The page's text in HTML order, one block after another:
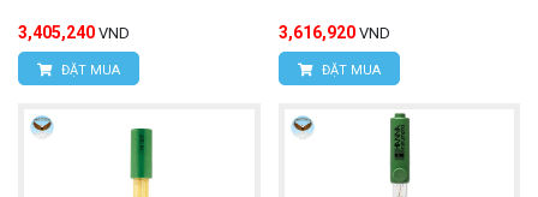
3,405,240 VND
ĐẶT MUA
3,616,920 VND
ĐẶT MUA